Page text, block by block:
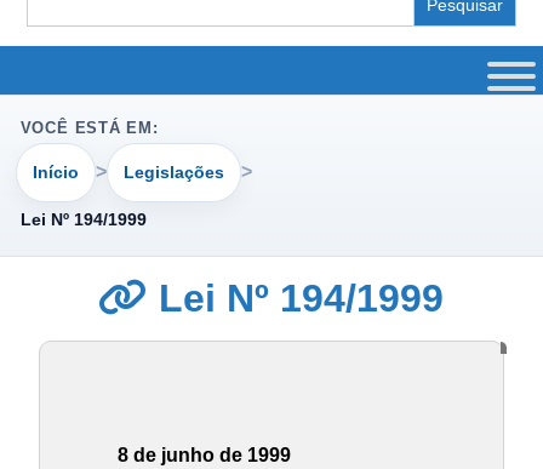
for:
VOCÊ ESTÁ EM:
Início Legislações
Lei Nº 194/1999
Lei Nº 194/1999
8 de junho de 1999